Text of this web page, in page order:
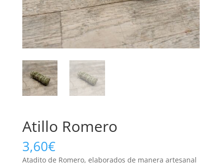
Atillo Romero
3,60€
Atadito de Romero, elaborados de manera artesanal